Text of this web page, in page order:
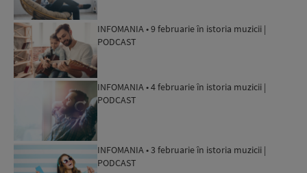
INFOMANIA • 9 februarie în istoria muzicii |
PODCAST
INFOMANIA • 4 februarie în istoria muzicii |
PODCAST
INFOMANIA • 3 februarie în istoria muzicii |
PODCAST